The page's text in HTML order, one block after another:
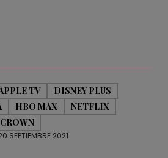
TV
DISNEY PLUS
HBO MAX
NETFLIX
SEPTIEMBRE 2021